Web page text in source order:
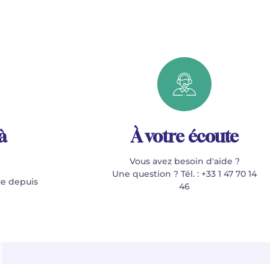
depuis
À votre écoute
Vous avez besoin d'aide ?
Une question ? Tél. : +33 1 47 70 14
46